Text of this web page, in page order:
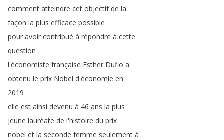
comment atteindre cet objectif de la
façon la plus efficace possible
pour avoir contribué à répondre à cette
question
l'économiste française Esther Duflo a
obtenu le prix Nobel d'économie en
2019
elle est ainsi devenu à 46 ans la plus
jeune lauréate de l'histoire du prix
nobel et la seconde femme seulement à